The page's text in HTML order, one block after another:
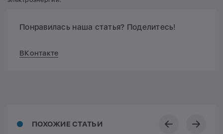
Понравилась наша статья? Поделитесь!
ВКонтакте
ПОХОЖИЕ СТАТЬИ